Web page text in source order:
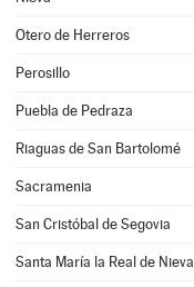
Otero de Herreros
Perosillo
Puebla de Pedraza
Riaguas de San Bartolomé
Sacramenia
San Cristóbal de Segovia
Santa María la Real de Nieva